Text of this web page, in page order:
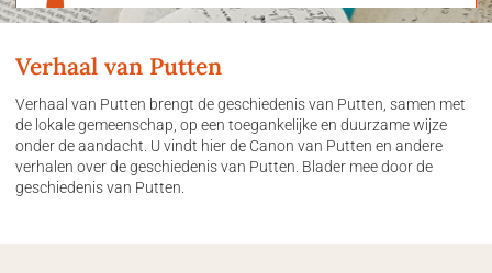
Verhaal van Putten
Verhaal van Putten brengt de geschiedenis van Putten, samen met
de lokale gemeenschap, op een toegankelijke en duurzame wijze
onder de aandacht. U vindt hier de Canon van Putten en andere
verhalen over de geschiedenis van Putten. Blader mee door de
geschiedenis van Putten.